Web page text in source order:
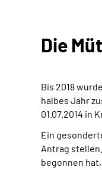
Die
Bis 2018
halbes Jahr
01.07.2014 in
Ein
Antrag
begonnen